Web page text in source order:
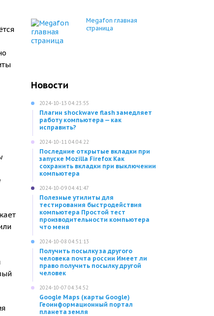
Megafon главная
страница
Новости
2024-10-13 04:23:55
Плагин shockwave flash замедляет
работу компьютера — как
исправить?
2024-10-11 04:04:22
Последние открытые вкладки при
запуске Mozilla Firefox Как
сохранить вкладки при выключении
компьютера
2024-10-09 04:41:47
Полезные утилиты для
тестирования быстродействия
компьютера Простой тест
производительности компьютера
что меня
2024-10-08 04:51:13
Получить посылку за другого
человека почта россии Имеет ли
право получить посылку другой
человек
2024-10-07 04:34:52
Google Maps (карты Google)
Геоинформационный портал
планета земля